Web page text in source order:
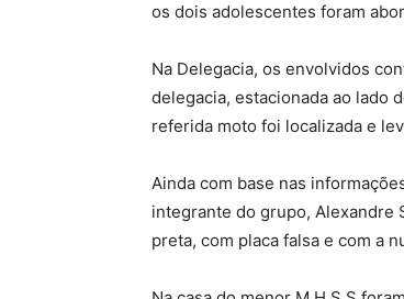
os dois adolescentes foram
Na Delegacia, os envolvidos
delegacia, estacionada ao lado
referida moto foi localizada e
Ainda com base nas
integrante do grupo, Alexandre
preta, com placa falsa e com a